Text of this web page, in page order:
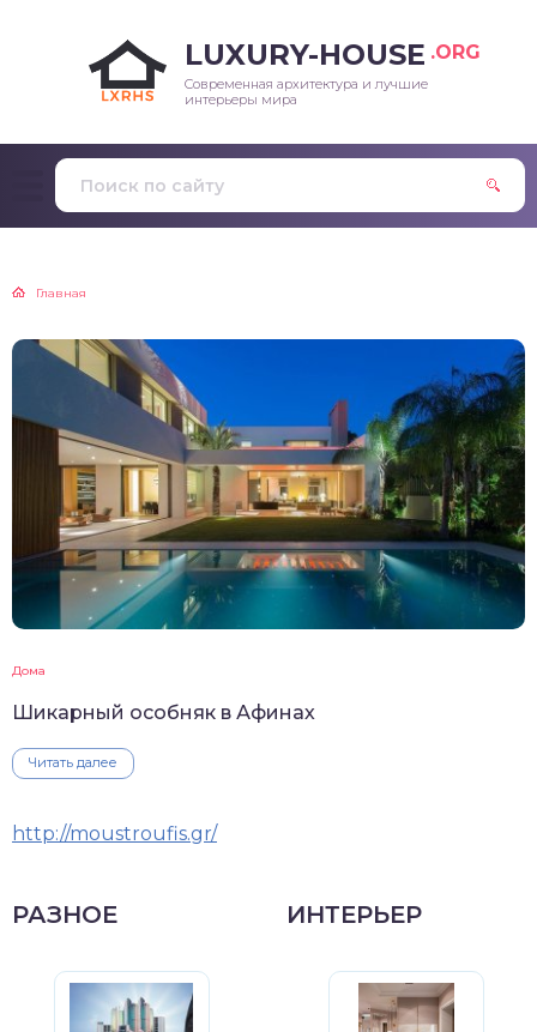
LUXURY-HOUSE .ORG
Современная архитектура и лучшие
интерьеры мира
Главная
Дома
Шикарный особняк в Афинах
Читать далее
http://moustroufis.gr/
РАЗНОЕ ИНТЕРЬЕР